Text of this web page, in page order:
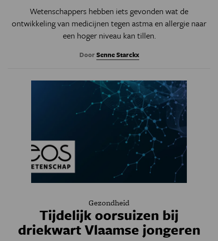
Wetenschappers hebben iets gevonden wat de
ontwikkeling van medicijnen tegen astma en allergie naar
een hoger niveau kan tillen.
DoorSenne Starckx
Gezondheid
Tijdelijk oorsuizen bij
driekwart Vlaamse jongeren